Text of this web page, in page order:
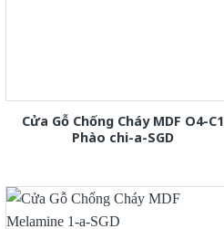
Cửa Gỗ Chống Cháy MDF O4-C1
Phào chi-a-SGD